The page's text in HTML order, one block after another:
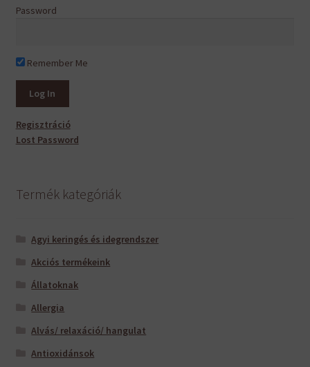
Password
Remember Me
Regisztráció
Lost Password
Termék kategóriák
Agyi keringés és idegrendszer
Akciós termékeink
Állatoknak
Allergia
Alvás/ relaxáció/ hangulat
Antioxidánsok